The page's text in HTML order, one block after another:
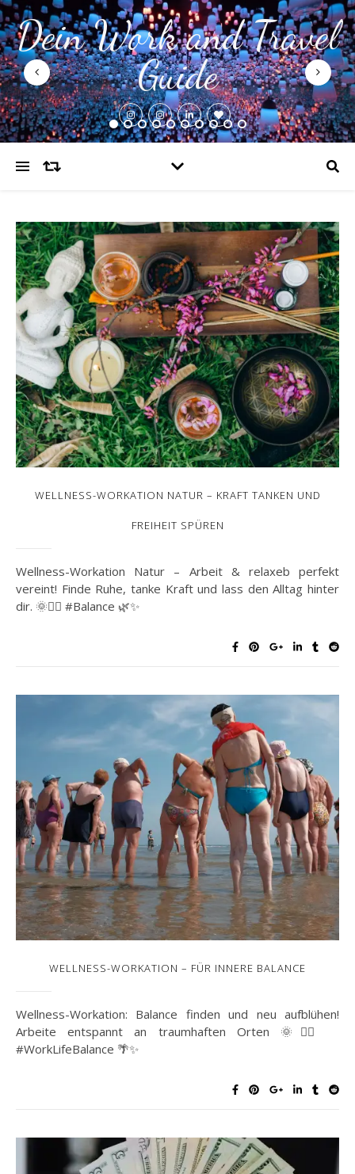
Dein Work and Travel
Guide
WELLNESS-WORKATION NATUR – KRAFT TANKEN UND
FREIHEIT SPÜREN
Wellness-Workation Natur – Arbeit & relaxeb perfekt
vereint! Finde Ruhe, tanke Kraft und lass den Alltag hinter
dir. 🌞🧘‍♀️ #Balance 🌿✨
WELLNESS-WORKATION – FÜR INNERE BALANCE
Wellness-Workation: Balance finden und neu aufblühen!
Arbeite entspannt an traumhaften Orten 🌞🧘‍♀️
#WorkLifeBalance 🌴✨